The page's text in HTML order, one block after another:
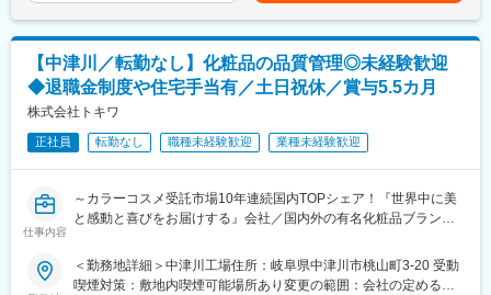
造、海外向け製品など、様々な要望に対応することできます。ま
た、高い品質管理を徹底している点でも、お客様から安心感をも
ってご依頼いただいております。
【菓子部門】または【氷砂糖部門】への配属となります｡
その現場で､製造マシンの操作方法､あんこ作り､包装､検品､在庫管
理などを覚えて頂きます。どれも複雑な作業や頭を使う作業はあ
ゆくゆくは､様々な経験を積んでいただいた上で､次のリーダーを
目指していってほしいと思っています｡
■組織構成
各部門でチーム制で作業に取り組んでいただきます。
未経験の方が多いということもあり、自分が入社した時のことを
思い出して､イチから丁寧に教えてくれます。
【中津川／転勤なし】化粧品の品質管理◎未経験歓迎
◆退職金制度や住宅手当有／土日祝休／賞与5.5カ月
株式会社トキワ
正社員 転勤なし 職種未経験歓迎 業種未経験歓迎
仕事内容
～カラーコスメ受託市場10年連続国内TOPシェア！『世界中に美
と感動と喜びをお届けする』会社／国内外の有名化粧品ブランド
■業務概要
＜勤務地詳細＞中津川工場住所：岐阜県中津川市桃山町3-20 受動
喫煙対策：敷地内喫煙可能場所あり変更の範囲：会社の定める事